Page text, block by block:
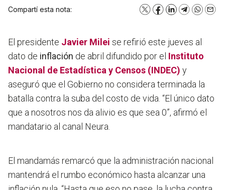
Compartí esta nota: X Facebook
LinkedInTelegram
El presidente Javier Milei se refirió este jueves al
dato de inflación de abril difundido por el Instituto
Nacional de Estadística y Censos (INDEC) y
aseguró que el Gobierno no considera terminada la
batalla contra la suba del costo de vida. “El único dato
que a nosotros nos da alivio es que sea 0”, afirmó el
mandatario al canal Neura.
El mandamás remarcó que la administración nacional
mantendrá el rumbo económico hasta alcanzar una